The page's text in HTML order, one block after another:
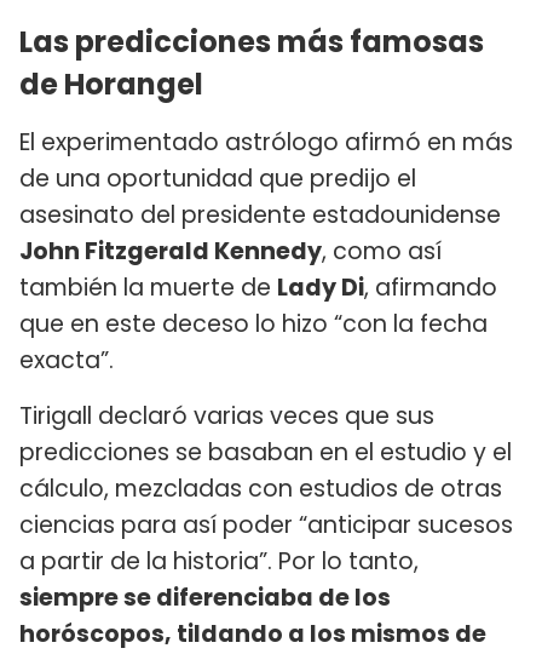
Las predicciones más famosas
de Horangel
El experimentado astrólogo afirmó en más
de una oportunidad que predijo el
asesinato del presidente estadounidense
John Fitzgerald Kennedy, como así
también la muerte de Lady Di, afirmando
que en este deceso lo hizo “con la fecha
exacta”.
Tirigall declaró varias veces que sus
predicciones se basaban en el estudio y el
cálculo, mezcladas con estudios de otras
ciencias para así poder “anticipar sucesos
a partir de la historia”. Por lo tanto,
siempre se diferenciaba de los
horóscopos, tildando a los mismos de